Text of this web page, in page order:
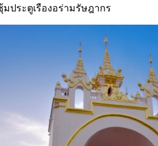
มประตูเรืองอร่ามรัษฎากร